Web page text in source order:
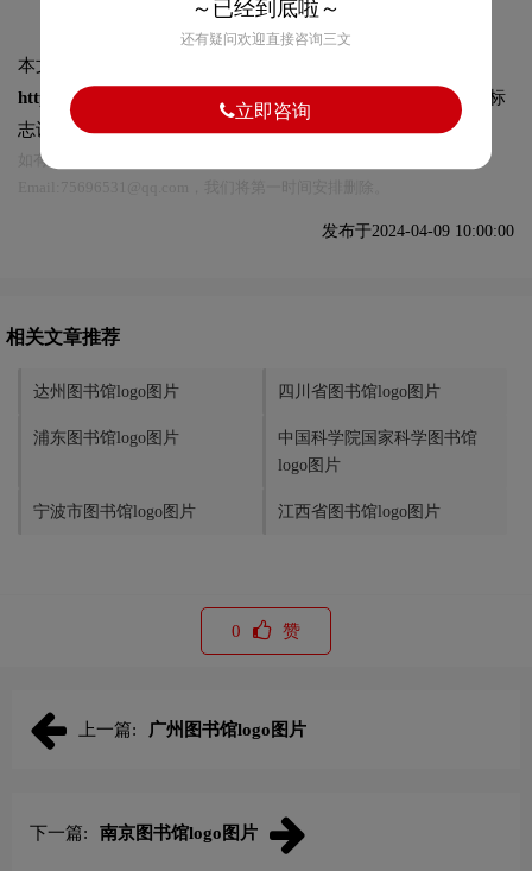
本文标题和链接
https://logo9.net/works/12517.html 转载时请注明出处为诗宸标
志设计及本链接!
如有内容侵犯您的合法权益，请及时与我们联系
发布于2024-04-09 10:00:00
相关文章推荐
达州图书馆logo图片 四川省图书馆logo图片
浦东图书馆logo图片
中国科学院国家科学图书馆
logo图片
宁波市图书馆logo图片 江西省图书馆logo图片
0 赞
上一篇: 广州图书馆logo图片
下一篇: 南京图书馆logo图片
～已经到底啦～
还有疑问欢迎直接咨询三文
立即咨询